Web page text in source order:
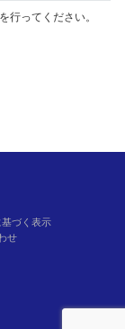
行ってください。
づく表示
せ